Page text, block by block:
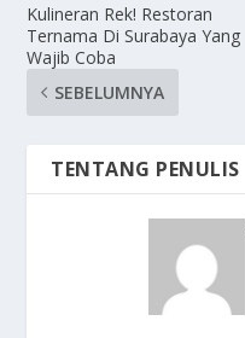
Kulineran Rek! Restoran
Ternama Di Surabaya Yang
Wajib Coba
SEBELUMNYA
TENTANG PENULIS